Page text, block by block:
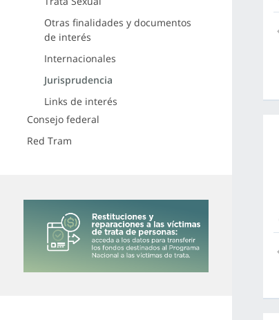
Otras finalidades y documentos
de interés
Internacionales
Jurisprudencia
Links de interés
Consejo federal
Red Tram